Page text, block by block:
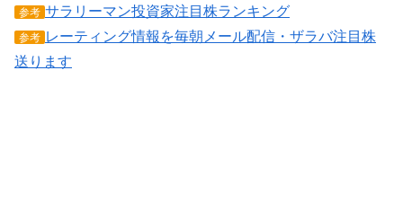
参考 サラリーマン投資家注目株ランキング
参考 レーティング情報を毎朝メール配信・ザラバ注目株
送ります